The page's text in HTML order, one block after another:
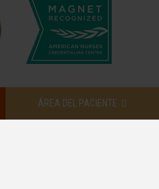
ÁREA DEL PACIENTE